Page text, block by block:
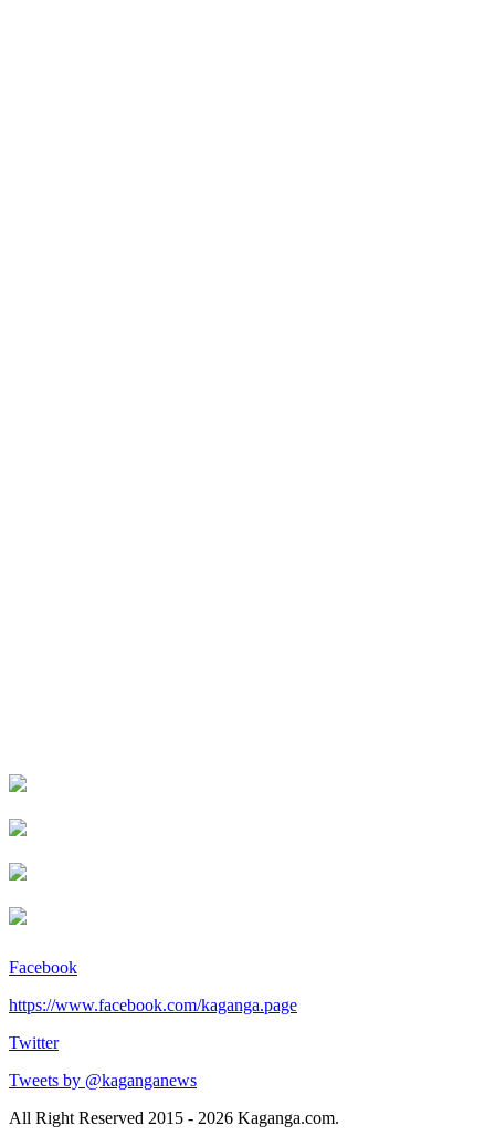
Facebook
https://www.facebook.com/kaganga.page
Twitter
Tweets by @kaganganews
All Right Reserved 2015 - 2026 Kaganga.com.